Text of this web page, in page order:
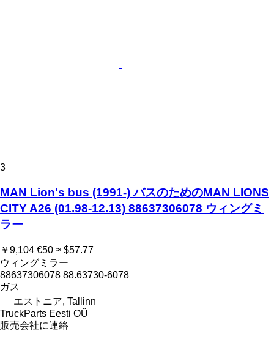
3
MAN Lion's bus (1991-) バスのためのMAN LIONS
CITY A26 (01.98-12.13) 88637306078 ウィングミ
ラー
￥9,104 €50 ≈ $57.77
ウィングミラー
88637306078 88.63730-6078
ガス
エストニア, Tallinn
TruckParts Eesti OÜ
販売会社に連絡